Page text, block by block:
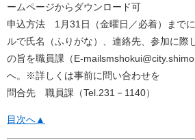
ームページからダウンロード可
申込方法 1月31日（金曜日／必着）まで
ルで氏名（ふりがな）、連絡先、参加に際
の旨を職員課（E-
へ。※詳しくは事前に問い合わせを
問合先 職員課（Tel.231－1140）
目次へ▲